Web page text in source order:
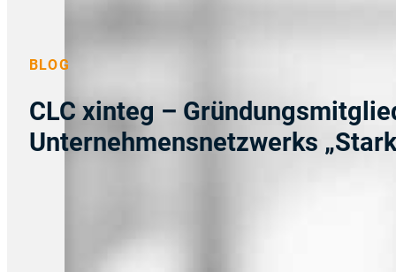
BLOG
CLC xinteg –
Unternehmensnetzwerks